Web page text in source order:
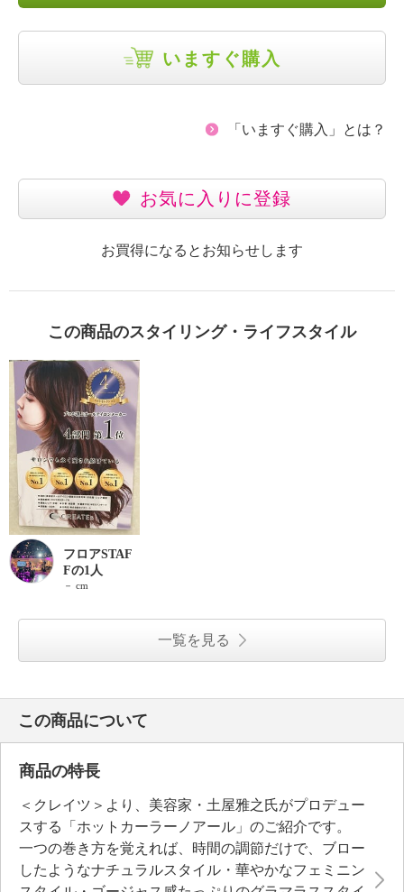
いますぐ購入
「いますぐ購入」とは？
お気に入りに登録
お買得になるとお知らせします
この商品のスタイリング・ライフスタイル
フロアSTAF
Fの1人
－ cm
一覧を見る
この商品について
商品の特長
＜クレイツ＞より、美容家・土屋雅之氏がプロデュー
スする「ホットカーラーノアール」のご紹介です。
一つの巻き方を覚えれば、時間の調節だけで、ブロー
したようなナチュラルスタイル・華やかなフェミニン